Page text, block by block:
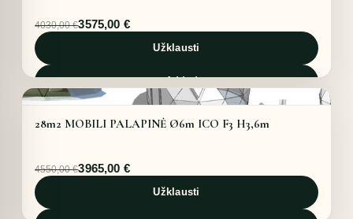
4030,00€
Original
price
was:
4030,00 €.
3575,00 €
Current
price
is:
3575,00 €.
Užklausti
Added
Details
OFFER!
28m2 MOBILI PALAPINĖ Ø6m ICO F3 H3,6m
4550,00€
Original
price
was:
4550,00 €.
3965,00 €
Current
price
is:
3965,00 €.
Užklausti
Details